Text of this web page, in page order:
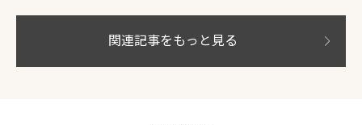
関連記事をもっと見る